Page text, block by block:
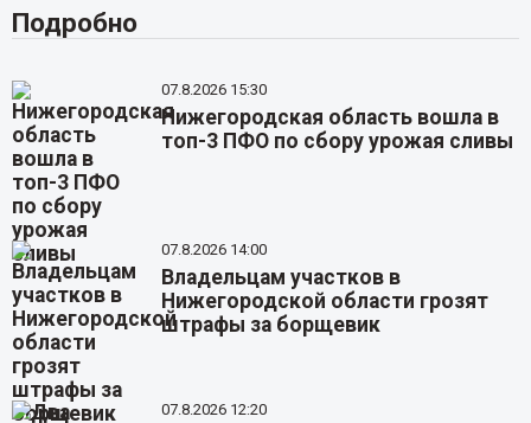
Подробно
07.8.2026 15:30
Нижегородская область вошла в
топ-3 ПФО по сбору урожая сливы
07.8.2026 14:00
Владельцам участков в
Нижегородской области грозят
штрафы за борщевик
07.8.2026 12:20